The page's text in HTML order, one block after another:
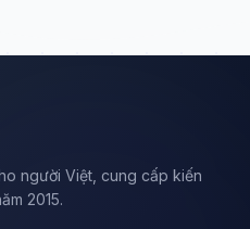
người Việt, cung cấp kiến
2015.
Hãy hỏi tôi bất kỳ điều gì